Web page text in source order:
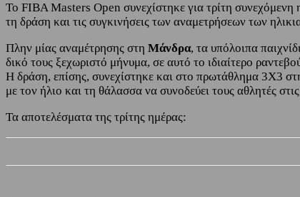
Το FIBA Masters Open συνεχίστηκε για τρίτη συνεχόμενη
τη δράση και τις συγκινήσεις των αναμετρήσεων των
Πλην μίας αναμέτρησης στη Μάνδρα, τα υπόλοιπα
δικό τους ξεχωριστό μήνυμα, σε αυτό το ιδιαίτερο
Η δράση, επίσης, συνεχίστηκε και στο πρωτάθλημα 3Χ3
με τον ήλιο και τη θάλασσα να συνοδεύει τους αθλητές
Τα αποτελέσματα της τρίτης ημέρας: